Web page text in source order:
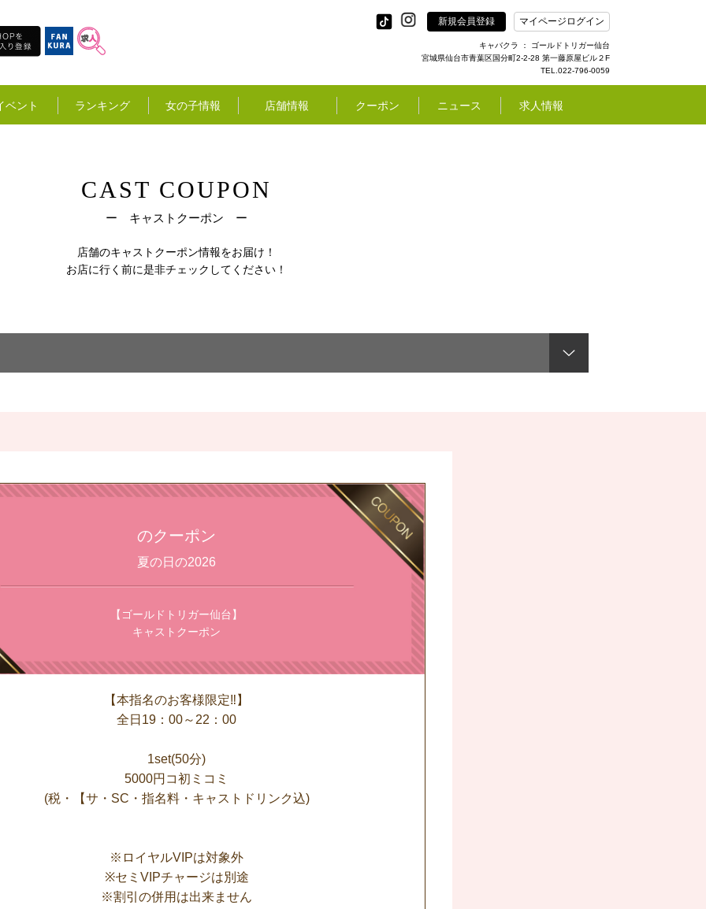
新規会員登録 マイページログイン
キャバクラ ： ゴールドトリガー仙台
宮城県仙台市青葉区国分町2-2-28 第一藤原屋ビル２F
TEL.022-796-0059
ベント ランキング 女の子情報 店舗情報 クーポン ニュース 求人情報
CAST COUPON
ー キャストクーポン ー
店舗のキャストクーポン情報をお届け！
お店に行く前に是非チェックしてください！
のクーポン
夏の日の2026
【ゴールドトリガー仙台】
キャストクーポン
【本指名のお客様限定‼】
全日19：00～22：00
1set(50分)
5000円コ初ミコミ
(税・【サ・SC・指名料・キャストドリンク込)
※ロイヤルVIPは対象外
※セミVIPチャージは別途
※割引の併用は出来ません